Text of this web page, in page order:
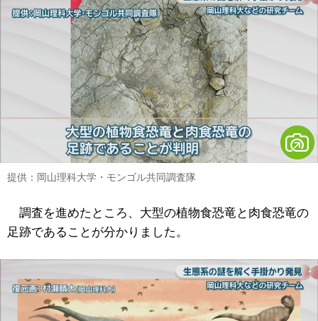
提供：岡山理科大学・モンゴル共同調査隊
調査を進めたところ、大型の植物食恐竜と肉食恐竜の
足跡であることが分かりました。